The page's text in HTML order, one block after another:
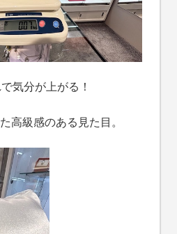
気分が上がる！
高級感のある見た目。